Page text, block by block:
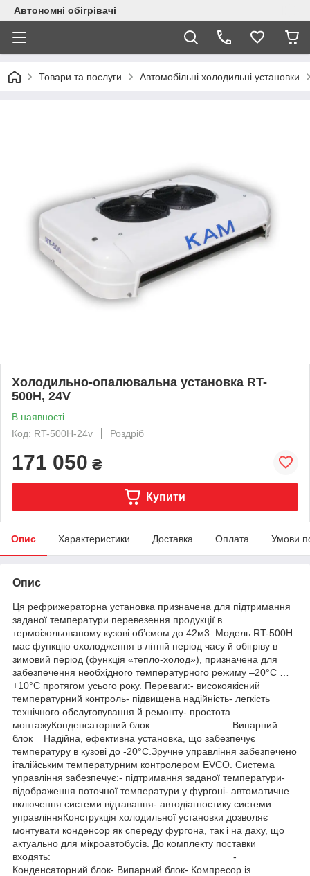
Автономні обігрівачі
Товари та послуги Автомобільні холодильні установки
Холодильно-опалювальна установка RT-
500H, 24V
В наявності
Код: RT-500H-24v
Роздріб
171 050 ₴
Купити
Опис Характеристики Доставка Оплата Умови
Опис
Ця рефрижераторна установка призначена для підтримання
заданої температури перевезення продукції в
термоізольованому кузові об’ємом до 42м3. Модель RT-500H
має функцію охолодження в літній період часу й обігріву в
зимовий період (функція «тепло-холод»), призначена для
забезпечення необхідного температурного режиму –20°С …
+10°С протягом усього року. Переваги:- високоякісний
температурний контроль- підвищена надійність- легкість
технічного обслуговування й ремонту- простота
монтажуКонденсаторний блок Випарний
блок Надійна, ефективна установка, що забезпечує
температуру в кузові до -20°С.Зручне управління забезпечено
італійським температурним контролером EVCO. Система
управління забезпечує:- підтримання заданої температури-
відображення поточної температури у фургоні- автоматичне
включення системи відтавання- автодіагностику системи
управлінняКонструкція холодильної установки дозволяє
монтувати конденсор як спереду фургона, так і на даху, що
актуально для мікроавтобусів. До комплекту поставки
входять: -
Конденсаторний блок- Випарний блок- Компресор із